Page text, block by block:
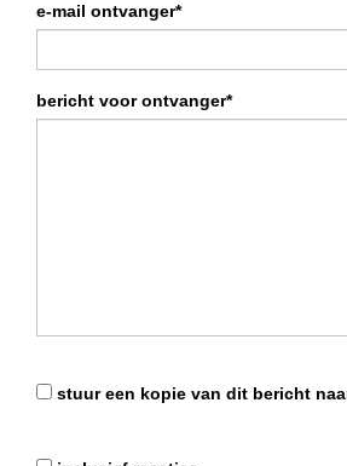
e-mail ontvanger*
bericht voor ontvanger*
stuur een kopie van dit bericht